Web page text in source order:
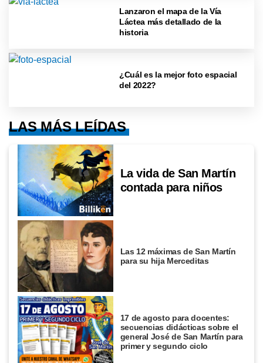
Lanzaron el mapa de la Vía
Láctea más detallado de la
historia
¿Cuál es la mejor foto espacial
del 2022?
LAS MÁS LEÍDAS
La vida de San Martín
contada para niños
Las 12 máximas de San Martín
para su hija Merceditas
17 de agosto para docentes:
secuencias didácticas sobre el
general José de San Martín para
primer y segundo ciclo